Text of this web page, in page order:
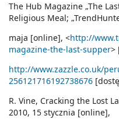
The Hub Magazine „The
Religious Meal;
maja [online], <http://
magazine-the-last-supper>
http://www.zazzle.co.uk/
256121716192738676
R. Vine, Cracking the Lost
2010, 15 stycznia [online],